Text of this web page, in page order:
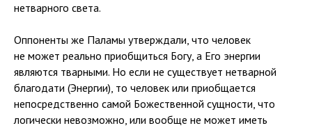
нетварного света.
Оппоненты же Паламы утверждали, что человек
не может реально приобщиться Богу, а Его энергии
являются тварными. Но если не существует нетварной
благодати (Энергии), то человек или приобщается
непосредственно самой Божественной сущности, что
логически невозможно, или вообще не может иметь